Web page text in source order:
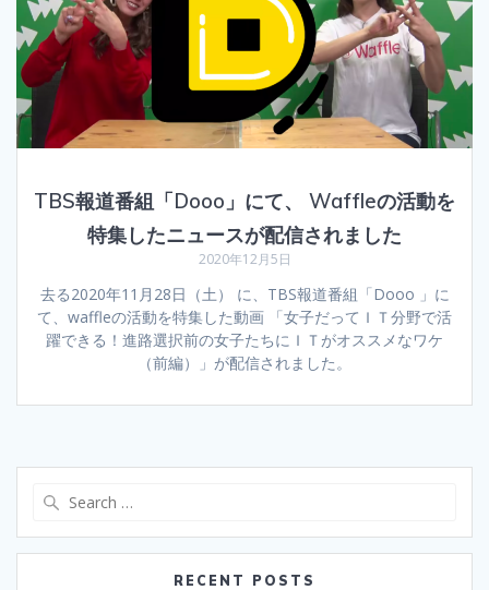
TBS報道番組「Dooo」にて、 Waffleの活動を
特集したニュースが配信されました
2020年12月5日
去る2020年11月28日（土） に、TBS報道番組「Dooo 」に
て、waffleの活動を特集した動画 「女子だってＩＴ分野で活
躍できる！進路選択前の女子たちにＩＴがオススメなワケ
（前編）」が配信されました。
RECENT POSTS